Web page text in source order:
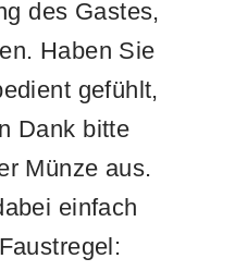
des Gastes,
Haben Sie
gefühlt,
Dank bitte
Münze aus.
einfach